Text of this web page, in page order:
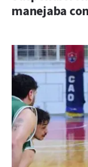
manejaba